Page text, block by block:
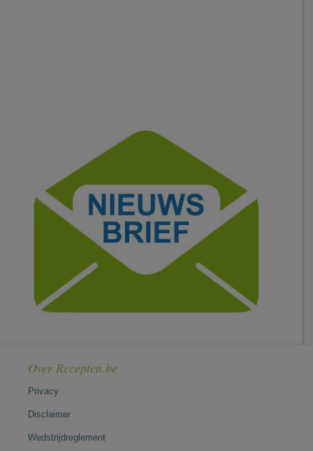
Over Recepten.be
Privacy
Disclaimer
Wedstrijdreglement